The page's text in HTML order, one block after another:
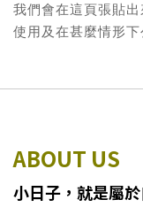
我們會在這頁張貼出
使用及在甚麼情形下
ABOUT US
小日子 ， 就是屬